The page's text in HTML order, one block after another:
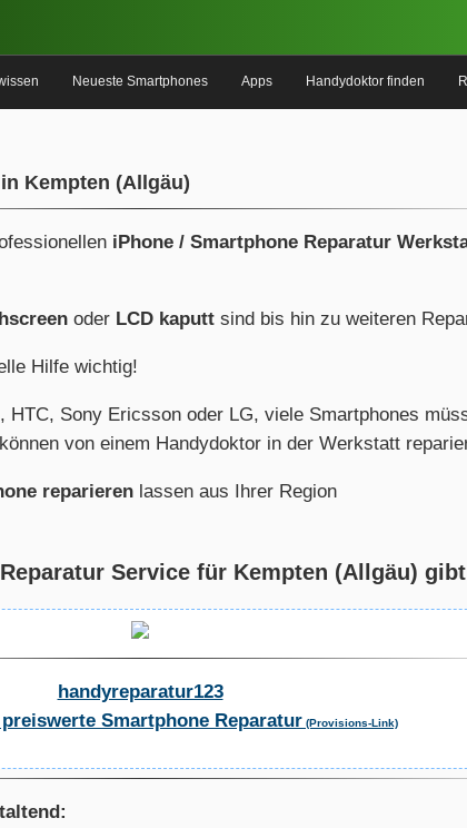
Neueste Smartphones Apps Handydoktor finden
Kempten (Allgäu)
iPhone / Smartphone Reparatur
oder LCD kaputt sind bis hin zu weiteren
Hilfe wichtig!
HTC, Sony Ericsson oder LG, viele Smartphones
von einem Handydoktor in der Werkstatt
reparieren lassen aus Ihrer Region
Service für Kempten (Allgäu)
handyreparatur123
Smartphone Reparatur (Provisions-Link)